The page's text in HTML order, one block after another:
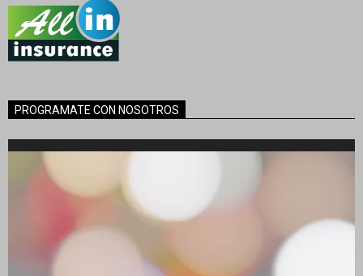
PROGRAMATE CON NOSOTROS
Reproductor